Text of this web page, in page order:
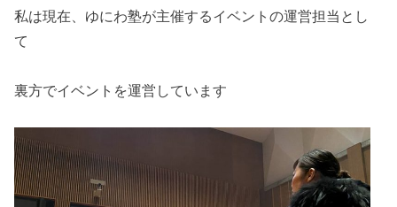
私は現在、ゆにわ塾が主催するイベントの運営担当とし
て
裏方でイベントを運営しています